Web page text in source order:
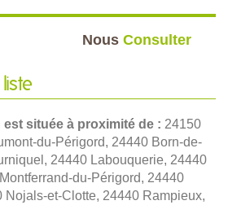
Nous Consulter
située à proximité de : 24150
du-Périgord, 24440 Born-de-
24440 Labouquerie, 24440
du-Périgord, 24440
Nojals-et-Clotte, 24440 Rampieux,